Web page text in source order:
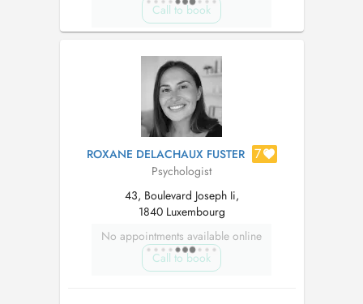
Call to book
ROXANE DELACHAUX FUSTER 7
Psychologist
43, Boulevard Joseph Ii,
1840 Luxembourg
No appointments available online
Call to book